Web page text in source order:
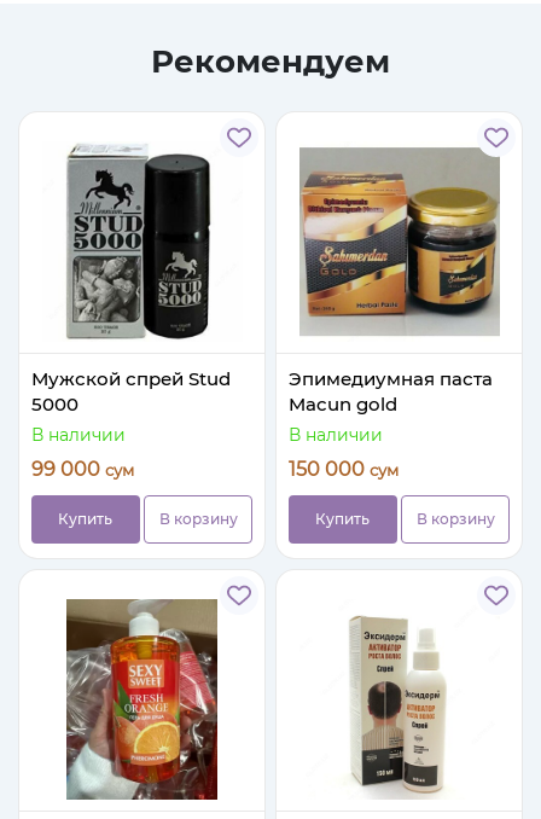
Рекомендуем
Мужской спрей Stud
5000
В наличии
99 000 сум
Купить В корзину
Эпимедиумная паста
Macun gold
В наличии
150 000 сум
Купить В корзину